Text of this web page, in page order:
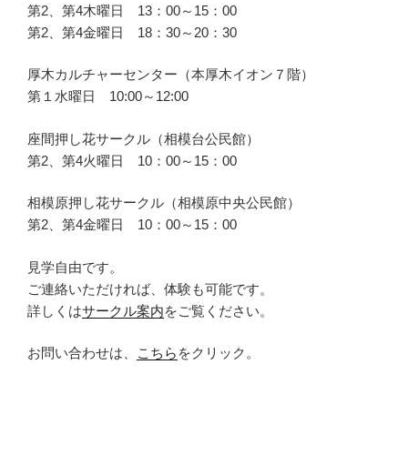
第2、第4木曜日 13：00～15：00
第2、第4金曜日 18：30～20：30
厚木カルチャーセンター（本厚木イオン７階）
第１水曜日 10:00～12:00
座間押し花サークル（相模台公民館）
第2、第4火曜日 10：00～15：00
相模原押し花サークル（相模原中央公民館）
第2、第4金曜日 10：00～15：00
見学自由です。
ご連絡いただければ、体験も可能です。
詳しくはサークル案内をご覧ください。
お問い合わせは、 こちら をクリック。